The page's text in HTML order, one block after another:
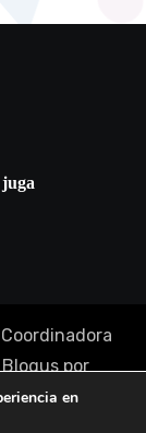
Bloguspor
en